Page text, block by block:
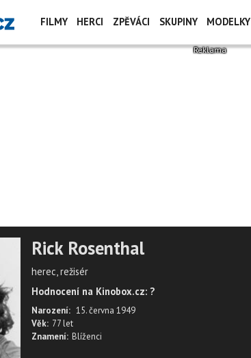
FILMY HERCI ZPĚVÁCI SKUPINY MODELKY
Rick Rosenthal
herec, režisér
Hodnocení na Kinobox.cz: ?
Narození: 15. června 1949
Věk: 77 let
Znamení: Blíženci